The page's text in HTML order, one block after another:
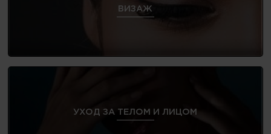
ВИЗАЖ
УХОД ЗА ТЕЛОМ И ЛИЦОМ